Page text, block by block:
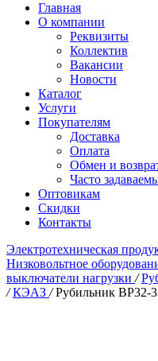
Главная
О компании
Реквизиты
Коллектив
Вакансии
Новости
Каталог
Услуги
Покупателям
Доставка
Оплата
Обмен и
Часто
Оптовикам
Скидки
Контакты
Электротехническая
Низковольтное
выключатели нагрузки /
/ КЭАЗ / Рубильник